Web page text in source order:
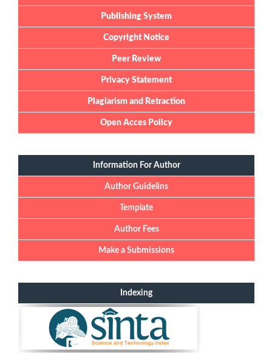
Publishing System
Copyright Notice
Peer Review
Privacy Statement
Plagiarism and Retraction
Open Acces Policy
Information For Author
Author Guidelins
Template
Author Fees
Make a Submissions
Indexing